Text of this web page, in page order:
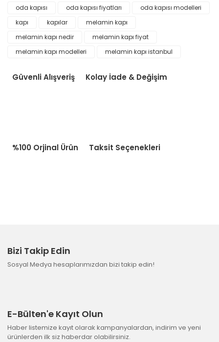
oda kapısı
oda kapısı fiyatları
oda kapısı modelleri
kapı
kapılar
melamin kapı
melamin kapı nedir
melamin kapı fiyat
melamin kapı modelleri
melamin kapı istanbul
Güvenli Alışveriş Kolay İade & Değişim
%100 Orjinal Ürün Taksit Seçenekleri
Bizi Takip Edin
Sosyal Medya hesaplarımızdan bizi takip edin!
E-Bülten'e Kayıt Olun
Haber listemize kayıt olarak kampanyalardan, indirim ve yeni
ürünlerden ilk siz haberdar olabilirsiniz.